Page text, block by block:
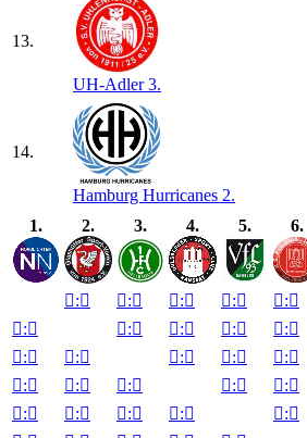
13.
UH-Adler 3.
14.
Hamburg Hurricanes 2.
1.
2. 3. 4. 5. 6.
: : : : :
: : : : :
: : : : :
: : : : :
: : : : :